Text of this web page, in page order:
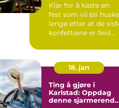
Klar for å kaste en
fest som vil bli
lenge etter at de
konfettiene er feid
18. jan
Ting å gjøre i
Karlstad: Oppdag
denne sjarmerende